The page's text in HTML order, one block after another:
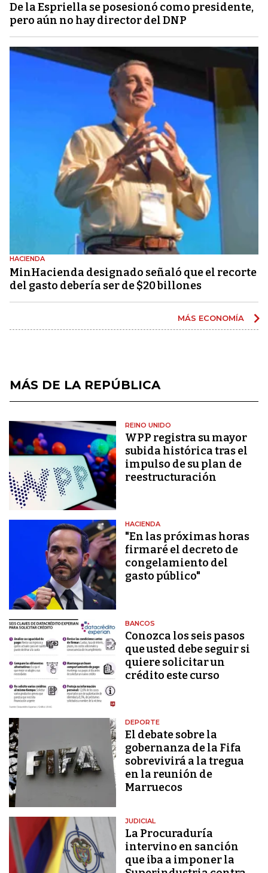
De la Espriella se posesionó como presidente,
pero aún no hay director del DNP
HACIENDA
MinHacienda designado señaló que el recorte
del gasto debería ser de $20 billones
MÁS ECONOMÍA
MÁS DE LA REPÚBLICA
REINO UNIDO
WPP registra su mayor
subida histórica tras el
impulso de su plan de
reestructuración
HACIENDA
"En las próximas horas
firmaré el decreto de
congelamiento del
gasto público"
BANCOS
Conozca los seis pasos
que usted debe seguir si
quiere solicitar un
crédito este curso
DEPORTE
El debate sobre la
gobernanza de la Fifa
sobrevivirá a la tregua
en la reunión de
Marruecos
JUDICIAL
La Procuraduría
intervino en sanción
que iba a imponer la